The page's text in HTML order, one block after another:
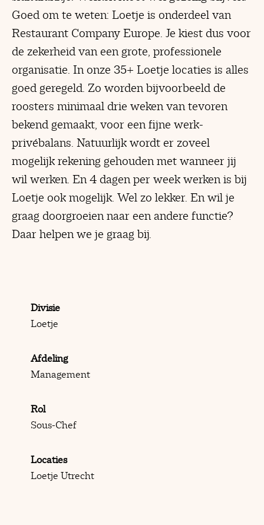
Goed om te weten: Loetje is onderdeel van
Restaurant Company Europe. Je kiest dus voor
de zekerheid van een grote, professionele
organisatie. In onze 35+ Loetje locaties is alles
goed geregeld. Zo worden bijvoorbeeld de
roosters minimaal drie weken van tevoren
bekend gemaakt, voor een fijne werk-
privébalans. Natuurlijk wordt er zoveel
mogelijk rekening gehouden met wanneer jij
wil werken. En 4 dagen per week werken is bij
Loetje ook mogelijk. Wel zo lekker. En wil je
graag doorgroeien naar een andere functie?
Daar helpen we je graag bij.
Divisie
Loetje
Afdeling
Management
Rol
Sous-Chef
Locaties
Loetje Utrecht